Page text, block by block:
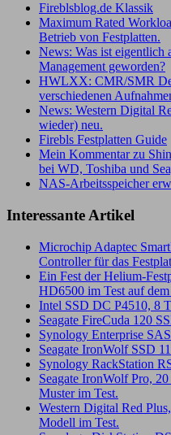
Fireblsblog.de Klassik
Maximum Rated
Betrieb von Festplatten.
News: Was ist eigentlich
Management geworden?
HWLXX: CMR/SMR
verschiedenen
News: Western Digital
wieder) neu.
Firebls Festplatten Guide
Mein Kommentar zu
bei WD, Toshiba und
NAS-Arbeitsspeicher
Interessante Artikel
Microchip Adaptec
Controller für das
Ein Fest der Helium-
HD6500 im Test auf
Intel SSD DC P4510, 8
Seagate FireCuda 120
Synology Enterprise
Seagate IronWolf SSD
Synology RackStation
Seagate IronWolf Pro,
Muster im Test.
Western Digital Red
Modell im Test.